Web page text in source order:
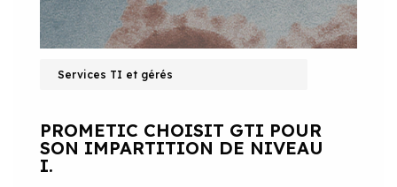
Services TI et gérés
PROMETIC CHOISIT GTI POUR
SON IMPARTITION DE NIVEAU
I.